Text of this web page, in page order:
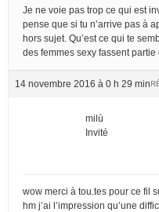
Je ne voie pas trop ce qui est
pense que si tu n’arrive pas à
hors sujet. Qu’est ce qui te
des femmes sexy fassent partie
14 novembre 2016 à 0 h 29 min
milù
Invité
wow merci à tou.tes pour ce fil
hm j’ai l’impression qu’une